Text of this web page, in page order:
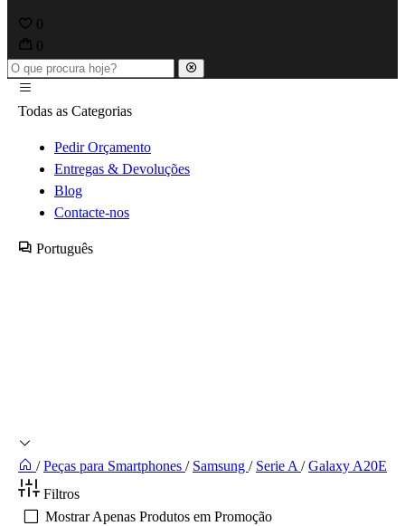
0
0
Todas as Categorias
Pedir Orçamento
Entregas & Devoluções
Blog
Contacte-nos
Português
/ Peças para Smartphones / Samsung / Serie A/ Galaxy A20E
Filtros
Mostrar Apenas Produtos em Promoção